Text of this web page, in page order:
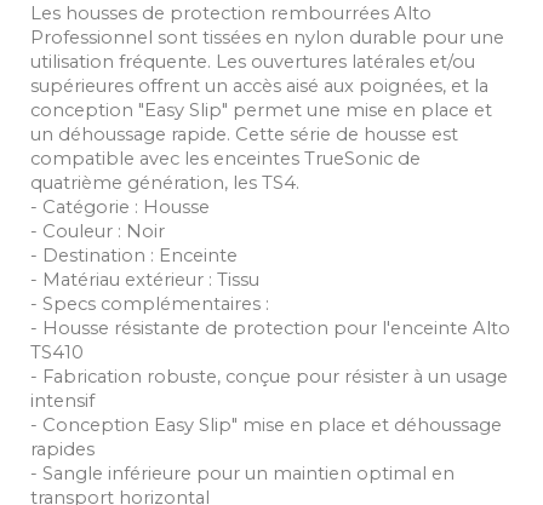
Les housses de protection rembourrées Alto
Professionnel sont tissées en nylon durable pour une
utilisation fréquente. Les ouvertures latérales et/ou
supérieures offrent un accès aisé aux poignées, et la
conception "Easy Slip" permet une mise en place et
un déhoussage rapide. Cette série de housse est
compatible avec les enceintes TrueSonic de
quatrième génération, les TS4.
- Catégorie : Housse
- Couleur : Noir
- Destination : Enceinte
- Matériau extérieur : Tissu
- Specs complémentaires :
- Housse résistante de protection pour l'enceinte Alto
TS410
- Fabrication robuste, conçue pour résister à un usage
intensif
- Conception Easy Slip" mise en place et déhoussage
rapides
- Sangle inférieure pour un maintien optimal en
transport horizontal